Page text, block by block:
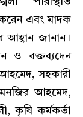
এবং মাদক
আহ্বান জানান।
ও বক্তব্যদেন
আহমেদ, সহকারী
আহমেদ,
কৃষি কর্মকর্তা